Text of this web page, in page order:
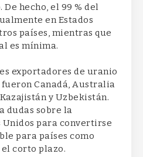
hecho, el 99 % del
en Estados
países, mientras que
es mínima.
exportadores de uranio
Canadá, Australia
y Uzbekistán.
dudas sobre la
Unidos para convertirse
para países como
corto plazo.